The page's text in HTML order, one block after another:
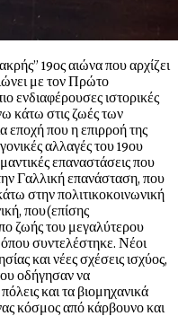
19ος αιώνα που αρχίζει
με τον Πρώτο
ενδιαφέρουσες ιστορικές
κάτω στις ζωές των
που η επιρροή της
αλλαγές του 19ου
επαναστάσεις που
Γαλλική επανάσταση, που
στην πολιτικοκοινωνική
που(επίσης
ζωής του μεγαλύτερου
συντελέστηκε. Νέοι
και νέες σχέσεις ισχύος,
οδήγησαν να
και τα βιομηχανικά
κόσμος από κάρβουνο και